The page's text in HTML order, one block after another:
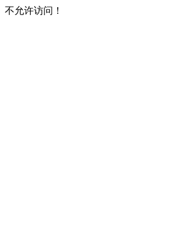
不允许访问！